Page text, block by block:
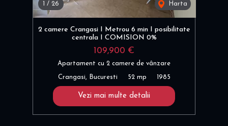
/ 26 Harta
2 camere Crangasi I Metrou 6 min I posibilitate
centrala I COMISION 0%
109,900 €
Apartament cu 2 camere de vânzare
Crangasi, Bucuresti 52 mp 1985
Vezi mai multe detalii